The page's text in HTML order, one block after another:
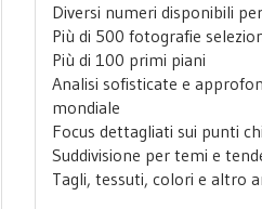
Diversi numeri disponibili
Più di 500 fotografie
Più di 100 primi piani
Analisi sofisticate e
mondiale
Focus dettagliati sui punti
Suddivisione per temi e
Tagli, tessuti, colori e altro